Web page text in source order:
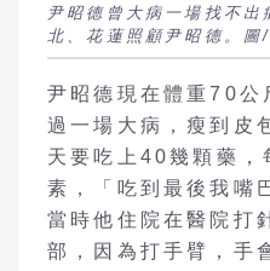
尹昭德曾大病一場找不出
北、花蓮照顧尹昭德。圖
尹昭德現在體重70公
過一場大病，瘦到皮
天要吃上40幾顆藥，
素，「吃到最後我嘴
當時他住院在醫院打
部，因為打手臂，手